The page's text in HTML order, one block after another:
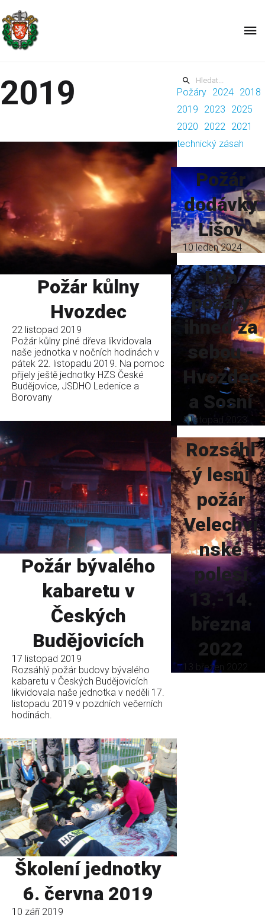
JPO III Jihočeského kraje
2019
Požár kůlny
Hvozdec
22 listopad 2019
Požár kůlny plné dřeva likvidovala
naše jednotka v nočních hodinách v
pátek 22. listopadu 2019. Na pomoc
přijely ještě jednotky HZS České
Budějovice, JSDHO Ledenice a
Borovany
Požár bývalého
kabaretu v
Českých
Budějovicích
17 listopad 2019
Rozsáhlý požár budovy bývalého
kabaretu v Českých Budějovicích
likvidovala naše jednotka v neděli 17.
listopadu 2019 v pozdních večerních
hodinách.
Školení jednotky
6. června 2019
10 září 2019
Požáry 2024 2018
2019
2023
2025
2020
2022 2021
technický zásah
Požár
dodávky
Lišov
10 leden 2024
Dva
požáry
ihned za
sebou -
Hvozdec
a Sosní
5 listopad 2023
Rozsáhl
ý lesní
požár
Velechví
nské
polesí
13.-14.
března
2022
13 březen 2022